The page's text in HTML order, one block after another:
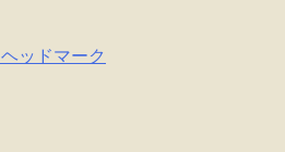
ッドマーク